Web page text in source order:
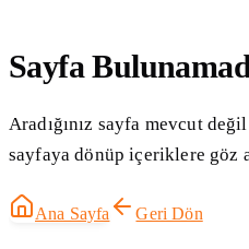
Sayfa
Aradığınız sayfa mevcut
sayfaya dönüp içeriklere göz
Ana Sayfa Geri Dön